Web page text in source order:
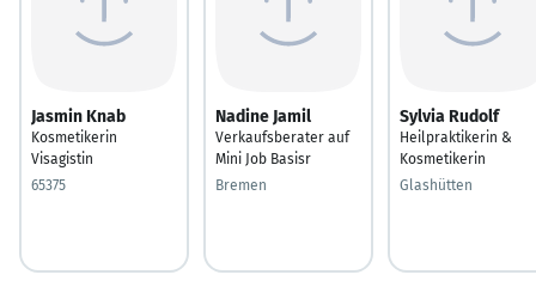
Jasmin Knab
Kosmetikerin
Visagistin
65375
Nadine Jamil
Verkaufsberater auf
Mini Job Basisr
Bremen
Sylvia Rudolf
Heilpraktikerin &
Kosmetikerin
Glashütten